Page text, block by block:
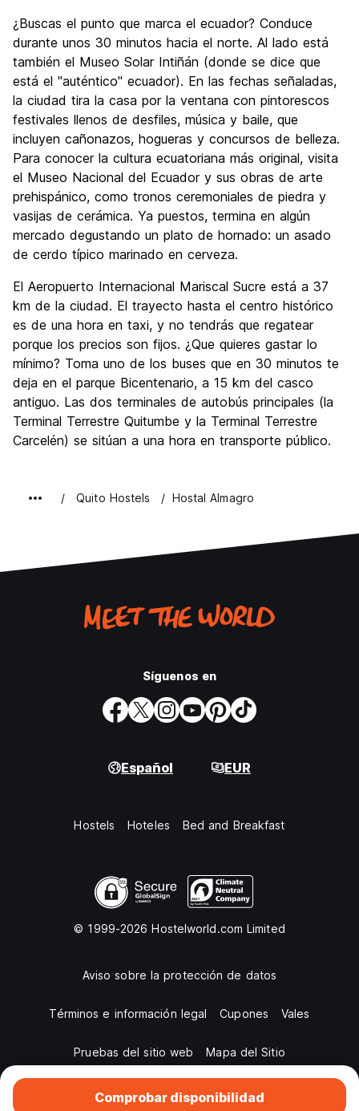
Comprobar disponibilidad
¿Buscas el punto que marca el ecuador? Conduce
durante unos 30 minutos hacia el norte. Al lado está
también el Museo Solar Intiñán (donde se dice que
está el "auténtico" ecuador). En las fechas señaladas,
la ciudad tira la casa por la ventana con pintorescos
festivales llenos de desfiles, música y baile, que
incluyen cañonazos, hogueras y concursos de belleza.
Para conocer la cultura ecuatoriana más original, visita
el Museo Nacional del Ecuador y sus obras de arte
prehispánico, como tronos ceremoniales de piedra y
vasijas de cerámica. Ya puestos, termina en algún
mercado degustando un plato de hornado: un asado
de cerdo típico marinado en cerveza.
El Aeropuerto Internacional Mariscal Sucre está a 37
km de la ciudad. El trayecto hasta el centro histórico
es de una hora en taxi, y no tendrás que regatear
porque los precios son fijos. ¿Que quieres gastar lo
mínimo? Toma uno de los buses que en 30 minutos te
deja en el parque Bicentenario, a 15 km del casco
antiguo. Las dos terminales de autobús principales (la
Terminal Terrestre Quitumbe y la Terminal Terrestre
Carcelén) se sitúan a una hora en transporte público.
Quito Hostels Hostal Almagro
Síguenos en
Español EUR
Hostels Hoteles Bed and Breakfast
© 1999-2026 Hostelworld.com Limited
Aviso sobre la protección de datos
Términos e información legal Cupones Vales
Pruebas del sitio web Mapa del Sitio